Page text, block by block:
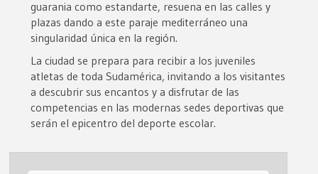
guarania como estandarte, resuena en las calles y
plazas dando a este paraje mediterráneo una
singularidad única en la región.
La ciudad se prepara para recibir a los juveniles
atletas de toda Sudamérica, invitando a los visitantes
a descubrir sus encantos y a disfrutar de las
competencias en las modernas sedes deportivas que
serán el epicentro del deporte escolar.